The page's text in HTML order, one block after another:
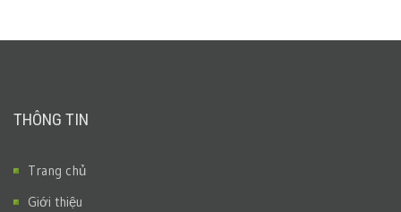
THÔNG TIN
Trang chủ
Giới thiệu